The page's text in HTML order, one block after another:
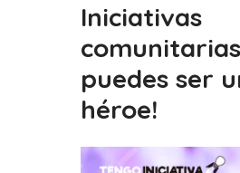
Iniciativas
puedes ser
héroe!
SOFÍA MACÍAS